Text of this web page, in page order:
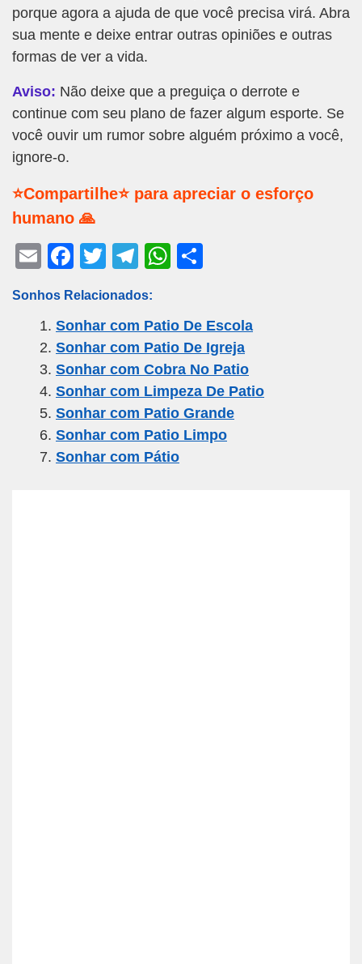
porque agora a ajuda de que você precisa virá. Abra
sua mente e deixe entrar outras opiniões e outras
formas de ver a vida.
Aviso: Não deixe que a preguiça o derrote e
continue com seu plano de fazer algum esporte. Se
você ouvir um rumor sobre alguém próximo a você,
ignore-o.
⭐Compartilhe⭐ para apreciar o esforço
humano 🙏
E
ail
F
c
e
b
o
o
k
T
tt
er
T
e
gr
a
m
W
s
A
p
p
e
Sonhos Relacionados:
Sonhar com Patio De Escola
Sonhar com Patio De Igreja
Sonhar com Cobra No Patio
Sonhar com Limpeza De Patio
Sonhar com Patio Grande
Sonhar com Patio Limpo
Sonhar com Pátio